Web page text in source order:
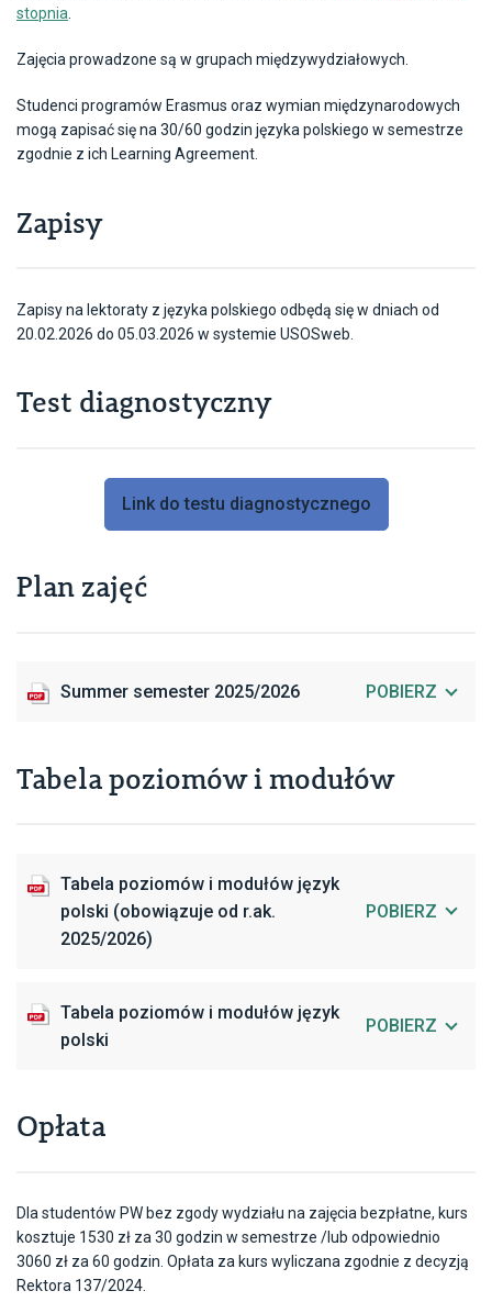
stopnia.
Zajęcia prowadzone są w grupach międzywydziałowych.
Studenci programów Erasmus oraz wymian międzynarodowych
mogą zapisać się na 30/60 godzin języka polskiego w semestrze
zgodnie z ich Learning Agreement.
Zapisy
Zapisy na lektoraty z języka polskiego odbędą się w dniach od
20.02.2026 do 05.03.2026 w systemie USOSweb.
Test diagnostyczny
Link do testu diagnostycznego
Plan zajęć
Summer semester 2025/2026 POBIERZ
Tabela poziomów i modułów
Tabela poziomów i modułów język
polski (obowiązuje od r.ak.
2025/2026)
POBIERZ
Tabela poziomów i modułów język
polski
POBIERZ
Opłata
Dla studentów PW bez zgody wydziału na zajęcia bezpłatne, kurs
kosztuje 1530 zł za 30 godzin w semestrze /lub odpowiednio
3060 zł za 60 godzin. Opłata za kurs wyliczana zgodnie z decyzją
Rektora 137/2024.